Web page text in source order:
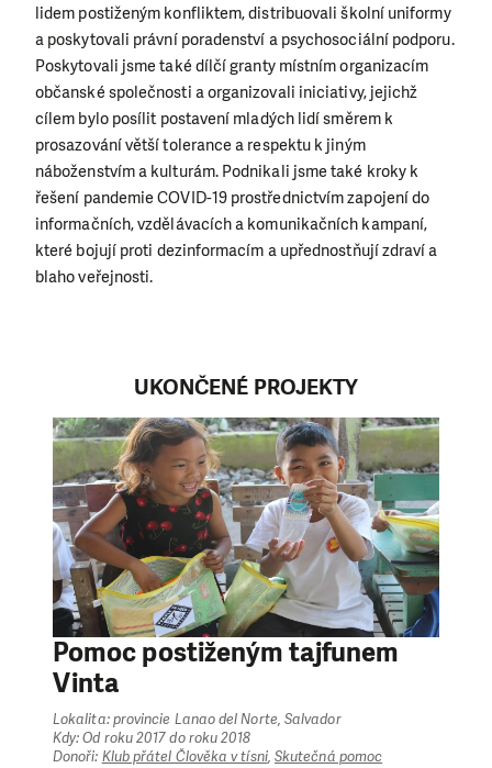
lidem postiženým konfliktem, distribuovali školní uniformy
a poskytovali právní poradenství a psychosociální podporu.
Poskytovali jsme také dílčí granty místním organizacím
občanské společnosti a organizovali iniciativy, jejichž
cílem bylo posílit postavení mladých lidí směrem k
prosazování větší tolerance a respektu k jiným
náboženstvím a kulturám. Podnikali jsme také kroky k
řešení pandemie COVID-19 prostřednictvím zapojení do
informačních, vzdělávacích a komunikačních kampaní,
které bojují proti dezinformacím a upřednostňují zdraví a
blaho veřejnosti.
UKONČENÉ PROJEKTY
Pomoc postiženým tajfunem
Vinta
Lokalita: provincie Lanao del Norte, Salvador
Kdy: Od roku 2017 do roku 2018
Donoři: Klub přátel Člověka v tísni, Skutečná pomoc